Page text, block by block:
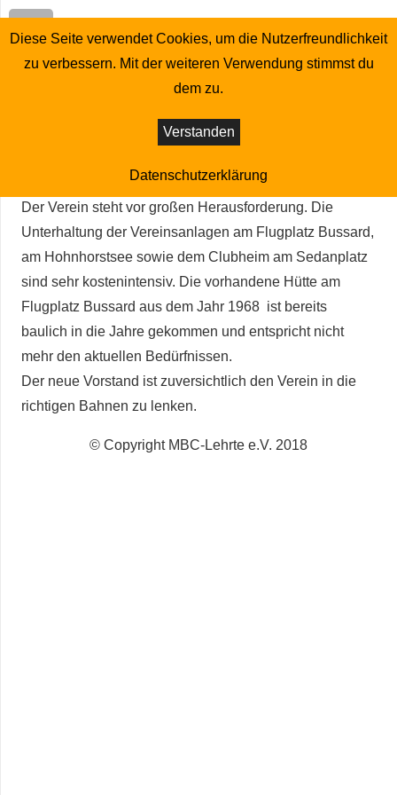
Bei der Turnusmäßigen Wahl des Vorstands gab es
Andreas Klare als 1. Vorsitzenden und Karl Heinz Kiep
Mitglieder gewählt.
Der Verein steht vor großen Herausforderung. Die
Unterhaltung der Vereinsanlagen am Flugplatz Bussard,
am Hohnhorstsee sowie dem Clubheim am Sedanplatz
sind sehr kostenintensiv. Die vorhandene Hütte am
Flugplatz Bussard aus dem Jahr 1968 ist bereits
baulich in die Jahre gekommen und entspricht nicht
mehr den aktuellen Bedürfnissen.
Der neue Vorstand ist zuversichtlich den Verein in die
richtigen Bahnen zu lenken.
© Copyright MBC-Lehrte e.V. 2018
Diese Seite verwendet Cookies, um die Nutzerfreundlichkeit
zu verbessern. Mit der weiteren Verwendung stimmst du
dem zu.
Verstanden
Datenschutzerklärung